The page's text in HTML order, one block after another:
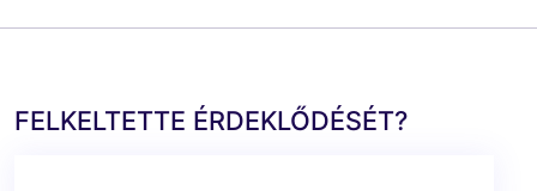
FELKELTETTE ÉRDEKLŐDÉSÉT?